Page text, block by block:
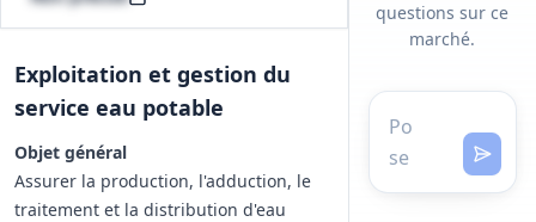
Exploitation et gestion du
service eau potable
Objet général
Assurer la production, l'adduction, le
traitement et la distribution d'eau
questions sur ce
marché.